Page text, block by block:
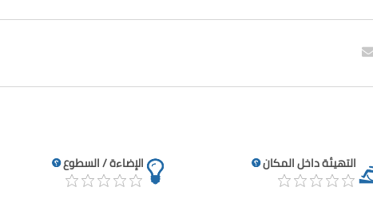
التهيئة داخل المكان الإضاءة / السطوع